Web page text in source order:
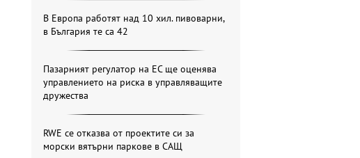
В Европа работят над 10 хил. пивоварни,
в България те са 42
Пазарният регулатор на ЕС ще оценява
управлението на риска в управляващите
дружества
RWE се отказва от проектите си за
морски вятърни паркове в САЩ